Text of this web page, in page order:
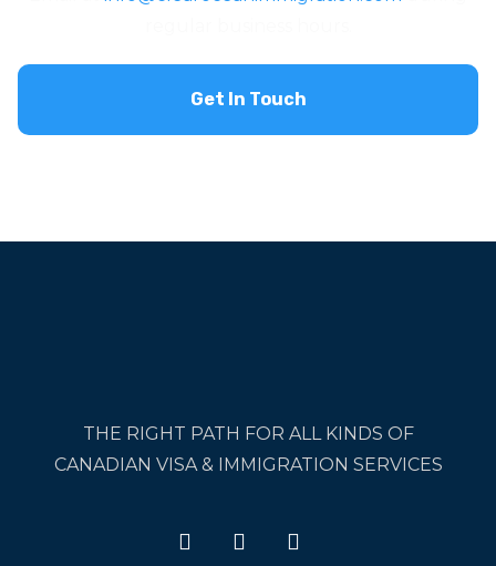
Get In Touch
THE RIGHT PATH FOR ALL KINDS OF
CANADIAN VISA & IMMIGRATION SERVICES